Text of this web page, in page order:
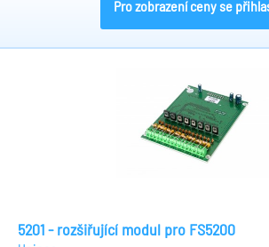
Pro zobrazení ceny se
5201 - rozšiřující modul pro FS5200